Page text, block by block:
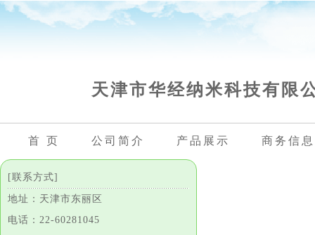
天津市华经纳米科技有限
首 页 公司简介 产品展示 商务信息
[联系方式]
地址：天津市东丽区
电话：22-60281045